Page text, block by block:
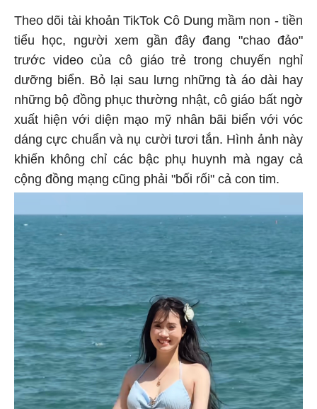
Theo dõi tài khoản TikTok Cô Dung mầm non - tiền
tiểu học, người xem gần đây đang "chao đảo"
trước video của cô giáo trẻ trong chuyến nghỉ
dưỡng biển. Bỏ lại sau lưng những tà áo dài hay
những bộ đồng phục thường nhật, cô giáo bất ngờ
xuất hiện với diện mạo mỹ nhân bãi biển với vóc
dáng cực chuẩn và nụ cười tươi tắn. Hình ảnh này
khiến không chỉ các bậc phụ huynh mà ngay cả
cộng đồng mạng cũng phải "bối rối" cả con tim.